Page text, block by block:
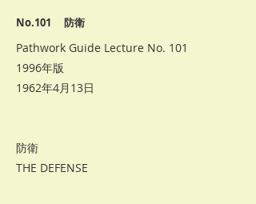
No.101 防衛
Pathwork Guide Lecture No. 101
1996年版
1962年4月13日
防衛
THE DEFENSE